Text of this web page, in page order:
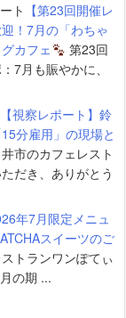
ト 【第23回開催レ
！7月の「わちゃ
カフェ
第23回
7月も賑やかに、
【視察レポート】鈴
分雇用」の現場と
市のカフェレスト
だき、ありがとう
年7月限定メニュ
スイーツのご
トランワンぽてぃ
の期 ...